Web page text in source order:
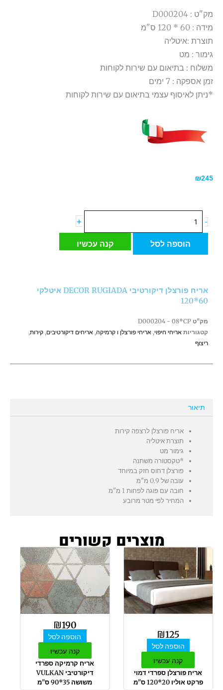
מק"ט : D000204
מידה : 60 * 120 ס"מ
תוצרת :איטליה
גימור : מט
משלוח : בתיאום עם שירות לקוחות
זמן אספקה : 7 ימים
*ניתן לאיסוף עצמי בתיאום עם שירות לקוחות
₪245
-
של
פורצלן
איטלקי
60*120
+
הוספה לסל קנה עכשיו
אריח פורצלן דיקורטיבי DECOR RUGIADA איטלקי
60*120
מק"ט D000204 - 08*CP
קטגוריות אריחי חיפוי, אריחי פורצלן ו קרמיקה, אריחים דיקורטיבים, קירות,
ריצוף
תיאור
אריח פורצלן לרצפה קירות
תוצרת איטליה
גימור מט
*טקסטורה משתנה
פורצלן דחוס חזק במיוחד
עובה של 0.9 מ"מ
חובה עם פוגה לפחות 1 מ"מ
המחיר לפי מטר מרובע
מוצרים קשורים
₪125
הוספה לסל
קנה עכשיו
אריח פורצלן ספרדי דמוי
פרקט אוליו 20*120 ס"מ
₪190
הוספה לסל
קנה עכשיו
אריח קרמיקה ספרדי
דיקורטיבי VULKAN
משושה 35*90 ס"מ